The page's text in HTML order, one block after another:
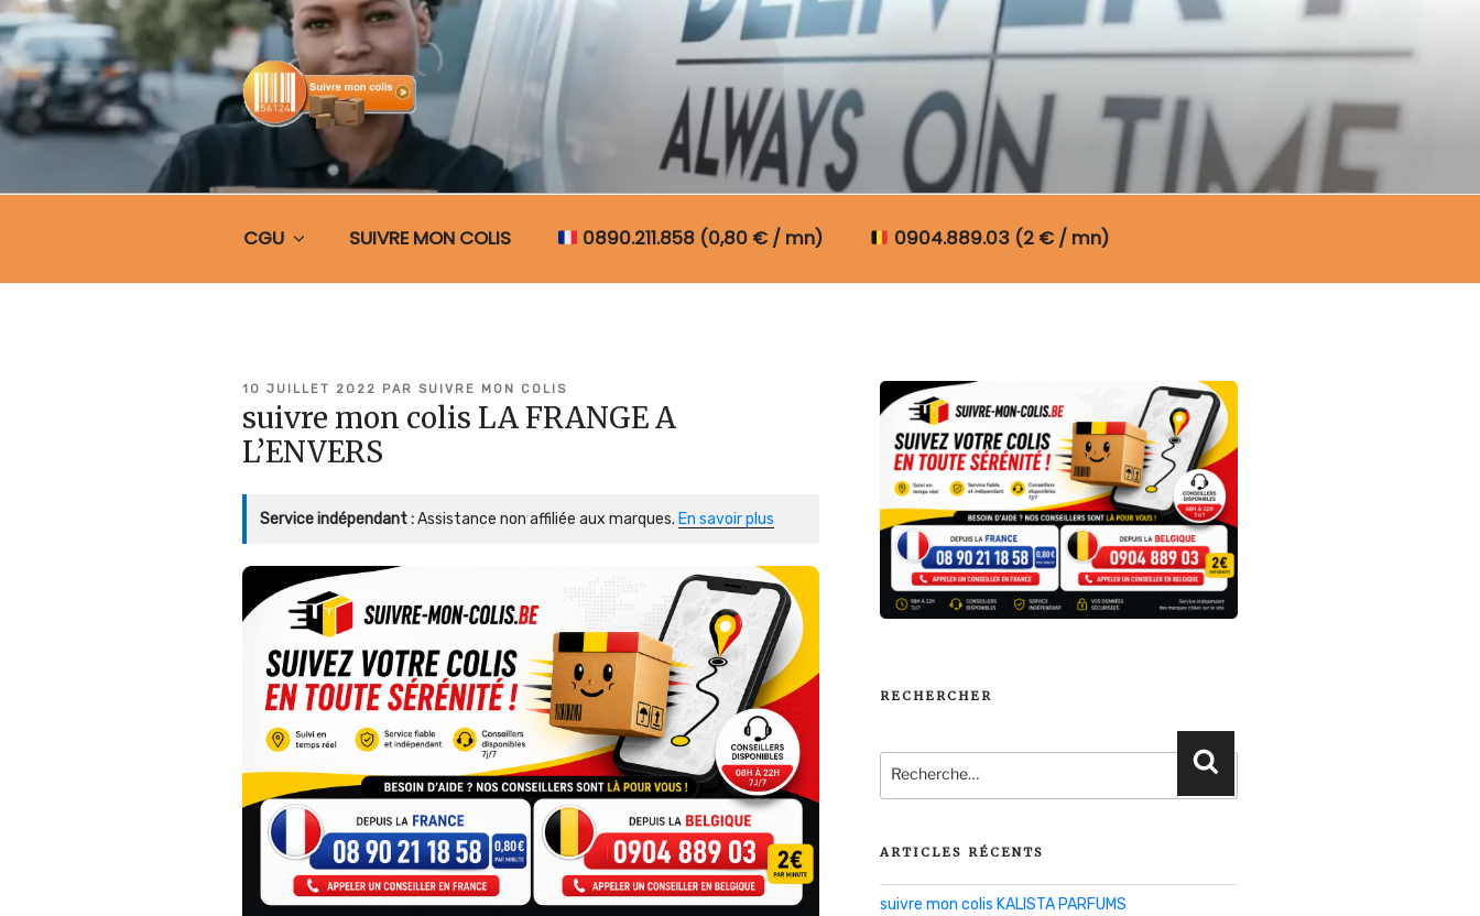
Aller
au
contenu
principal
SUIVRE MON COLIS BELGIQUE
CGU SUIVRE MON COLIS 0890.211.858 (0,80 € / mn) 0904.889.03 (2 € / mn)
PUBLIÉ
10 JUILLET 2022 PAR SUIVRE MON COLIS
suivre mon colis LA FRANGE A
L’ENVERS
Service indépendant :Assistance non affiliée aux marques. En savoir plus
RECHERCHER
pour
:
Recherche
ARTICLES RÉCENTS
suivre mon colis KALISTA PARFUMS